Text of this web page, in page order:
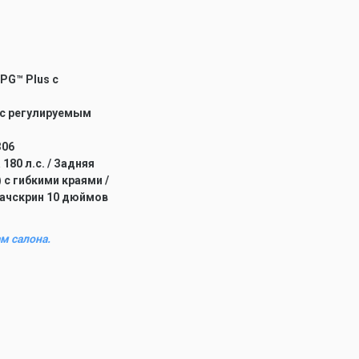
Plus с
регулируемым
л.с. / Задняя
гибкими краями /
10 дюймов
салона.